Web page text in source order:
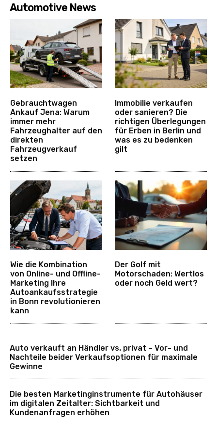
Automotive News
Gebrauchtwagen
Ankauf Jena: Warum
immer mehr
Fahrzeughalter auf den
direkten
Fahrzeugverkauf
setzen
Immobilie verkaufen
oder sanieren? Die
richtigen Überlegungen
für Erben in Berlin und
was es zu bedenken
gilt
Wie die Kombination
von Online- und Offline-
Marketing Ihre
Autoankaufsstrategie
in Bonn revolutionieren
kann
Der Golf mit
Motorschaden: Wertlos
oder noch Geld wert?
Auto verkauft an Händler vs. privat – Vor- und
Nachteile beider Verkaufsoptionen für maximale
Gewinne
Die besten Marketinginstrumente für Autohäuser
im digitalen Zeitalter: Sichtbarkeit und
Kundenanfragen erhöhen